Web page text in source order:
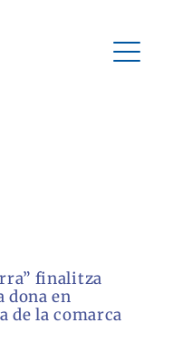
finalitza
dona en
de la comarca